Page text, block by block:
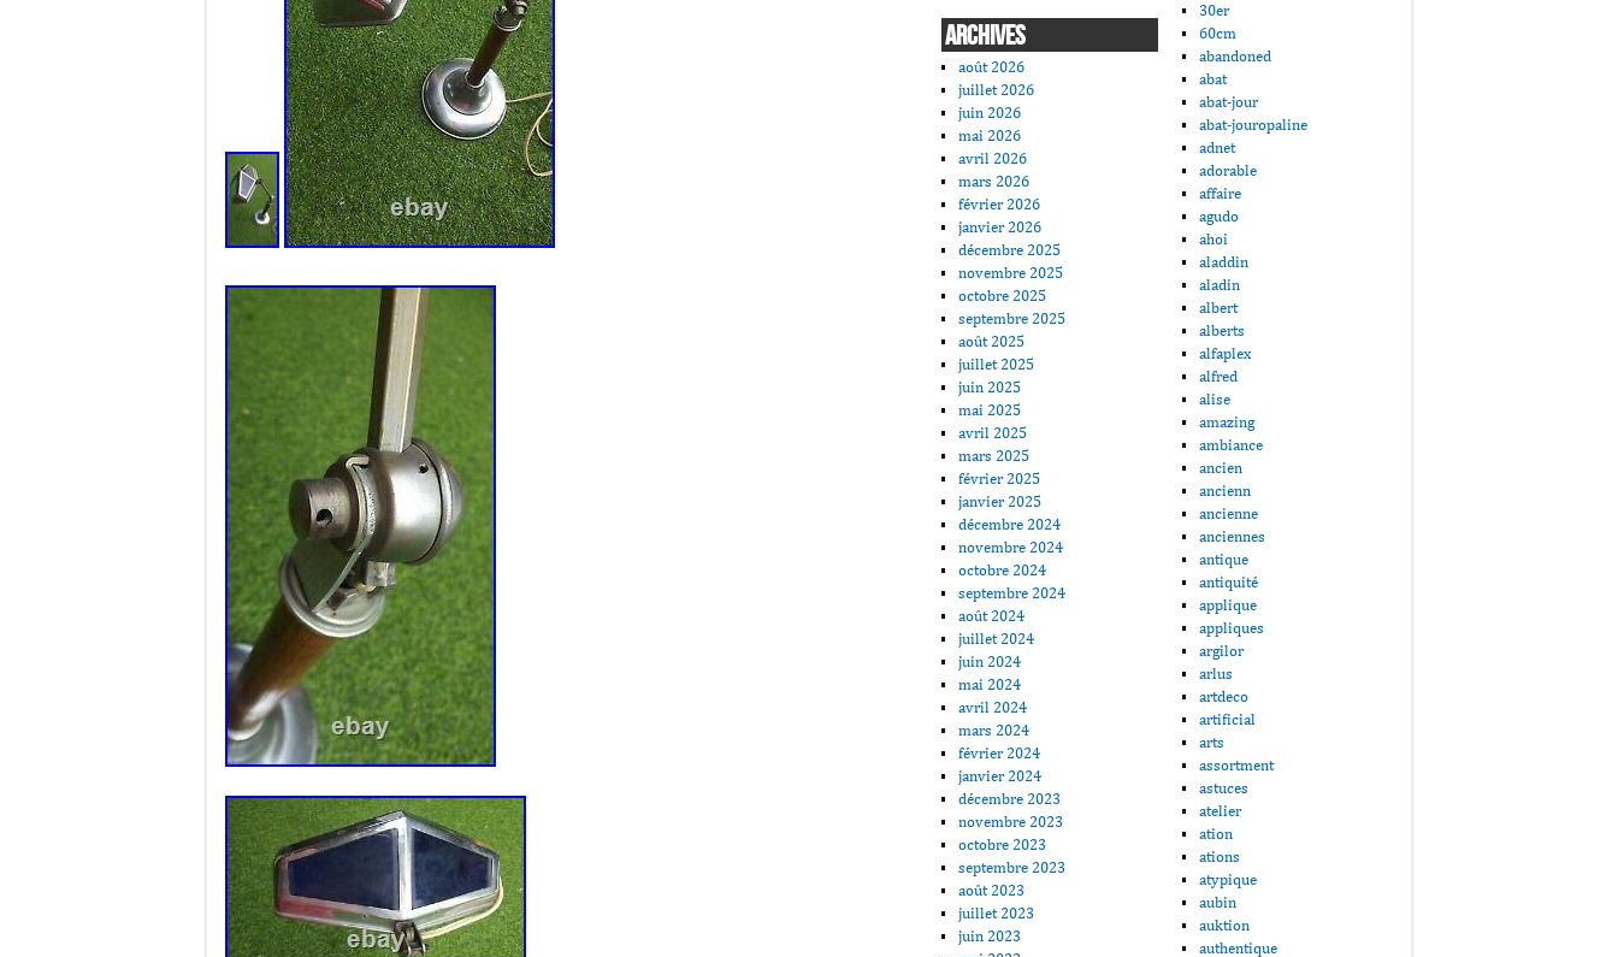
ARCHIVES
août 2026
juillet 2026
juin 2026
mai 2026
avril 2026
mars 2026
février 2026
janvier 2026
décembre 2025
novembre 2025
octobre 2025
septembre 2025
août 2025
juillet 2025
juin 2025
mai 2025
avril 2025
mars 2025
février 2025
janvier 2025
décembre 2024
novembre 2024
octobre 2024
septembre 2024
août 2024
juillet 2024
juin 2024
mai 2024
avril 2024
mars 2024
février 2024
janvier 2024
décembre 2023
novembre 2023
octobre 2023
septembre 2023
août 2023
juillet 2023
juin 2023
30er
60cm
abandoned
abat
abat-jour
abat-jouropaline
adnet
adorable
affaire
agudo
ahoi
aladdin
aladin
albert
alberts
alfaplex
alfred
alise
amazing
ambiance
ancien
ancienn
ancienne
anciennes
antique
antiquité
applique
appliques
argilor
arlus
artdeco
artificial
arts
assortment
astuces
atelier
ation
ations
atypique
aubin
auktion
authentique